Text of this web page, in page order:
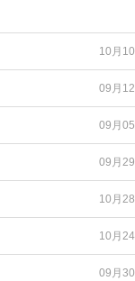
10月10
09月12
09月05
09月29
10月28
10月24
09月30